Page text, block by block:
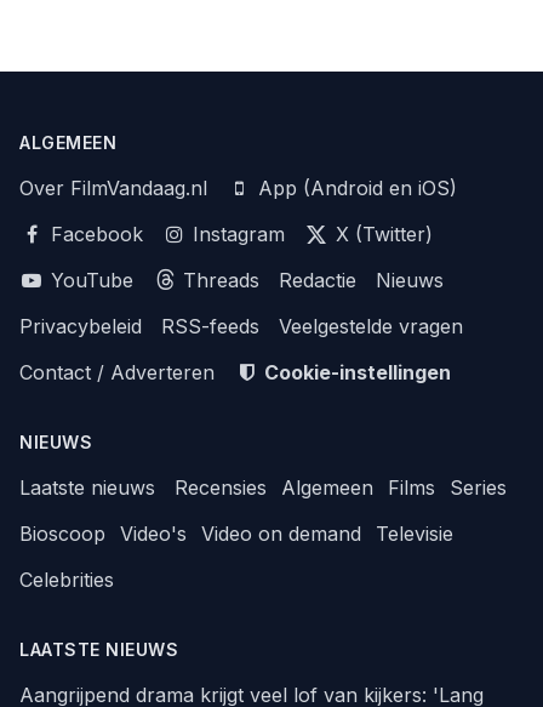
ALGEMEEN
Over FilmVandaag.nl
App (Android en iOS)
Facebook
Instagram
X (Twitter)
YouTube
Threads Redactie
Nieuws
Privacybeleid
RSS-feeds
Veelgestelde vragen
Contact / Adverteren
Cookie-instellingen
NIEUWS
Laatste nieuws Recensies Algemeen Films
Series
Bioscoop
Video's Video on demand
Televisie
Celebrities
LAATSTE NIEUWS
Aangrijpend drama krijgt veel lof van kijkers: 'Lang